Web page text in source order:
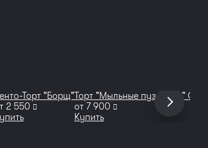
Торт "Борщ"
2 550 руб
Торт "Мыльные пузырьки"
от 7 900 руб
Купить